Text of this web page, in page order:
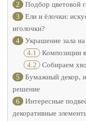
2
Подбор цветовой
3
Ели и ёлочки:
иголочки?
4
Украшение зала
4.1 Композиции в
4.2 Собираем
5
Бумажный декор,
решение
6
Интересные
декоративные